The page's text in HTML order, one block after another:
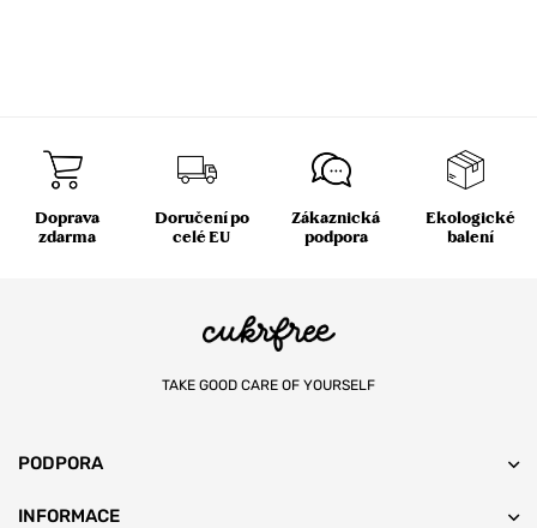
Doprava
zdarma
Doručení po
celé EU
Zákaznická
podpora
Ekologické
balení
TAKE GOOD CARE OF YOURSELF
PODPORA
INFORMACE